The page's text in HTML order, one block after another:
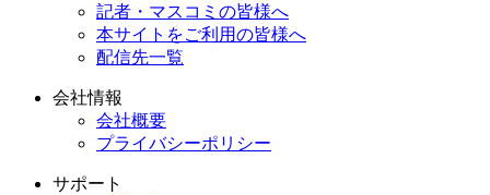
記者・マスコミの皆様へ
本サイトをご利用の皆様へ
配信先一覧
会社情報
会社概要
プライバシーポリシー
サポート